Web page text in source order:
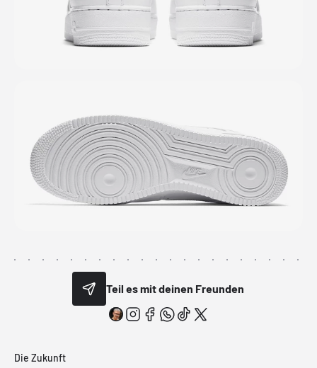
Teil es mit deinen Freunden
Die Zukunft